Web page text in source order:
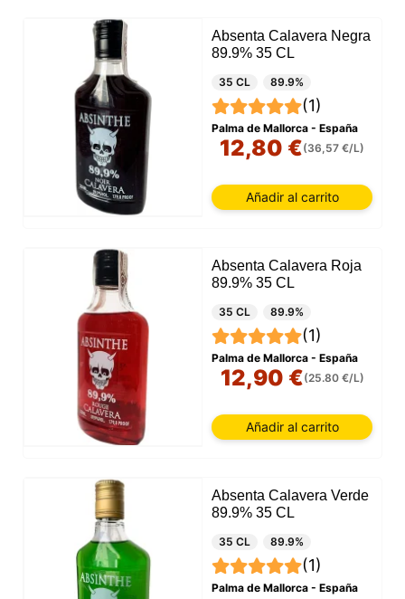
Absenta Calavera Negra
89.9% 35 CL
35 CL 89.9%
(1)
Palma de Mallorca - España
12,80 €(36,57 €/L)
Añadir al carrito
Absenta Calavera Roja
89.9% 35 CL
35 CL 89.9%
(1)
Palma de Mallorca - España
12,90 €(25.80 €/L)
Añadir al carrito
Absenta Calavera Verde
89.9% 35 CL
35 CL 89.9%
(1)
Palma de Mallorca - España